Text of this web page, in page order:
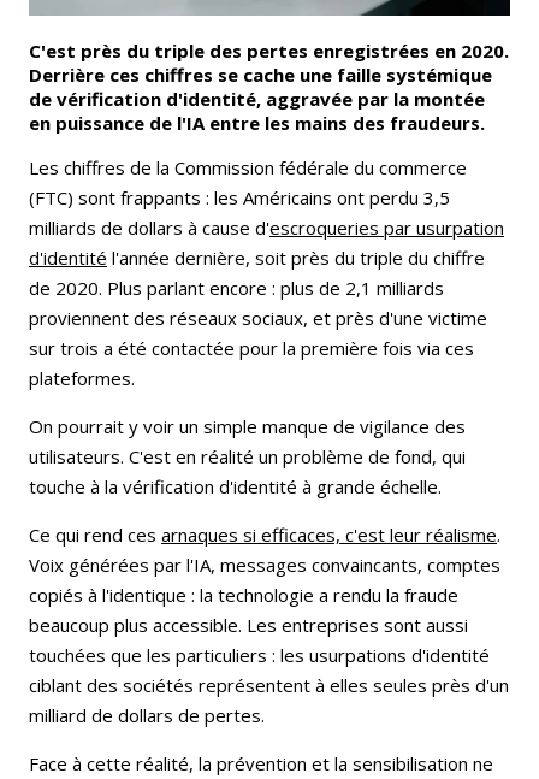
C'est près du triple des pertes enregistrées en 2020.
Derrière ces chiffres se cache une faille systémique
de vérification d'identité, aggravée par la montée
en puissance de l'IA entre les mains des fraudeurs.
Les chiffres de la Commission fédérale du commerce
(FTC) sont frappants : les Américains ont perdu 3,5
milliards de dollars à cause d'escroqueries par usurpation
d'identité l'année dernière, soit près du triple du chiffre
de 2020. Plus parlant encore : plus de 2,1 milliards
proviennent des réseaux sociaux, et près d'une victime
sur trois a été contactée pour la première fois via ces
plateformes.
On pourrait y voir un simple manque de vigilance des
utilisateurs. C'est en réalité un problème de fond, qui
touche à la vérification d'identité à grande échelle.
Ce qui rend ces arnaques si efficaces, c'est leur réalisme.
Voix générées par l'IA, messages convaincants, comptes
copiés à l'identique : la technologie a rendu la fraude
beaucoup plus accessible. Les entreprises sont aussi
touchées que les particuliers : les usurpations d'identité
ciblant des sociétés représentent à elles seules près d'un
milliard de dollars de pertes.
Face à cette réalité, la prévention et la sensibilisation ne